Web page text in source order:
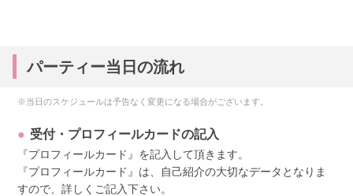
パーティー当日の流れ
※当日のスケジュールは予告なく変更になる場合がございます。
受付・プロフィールカードの記入
『プロフィールカード』を記入して頂きます。
『プロフィールカード』は、自己紹介の大切なデータとなりま
すので、詳しくご記入下さい。